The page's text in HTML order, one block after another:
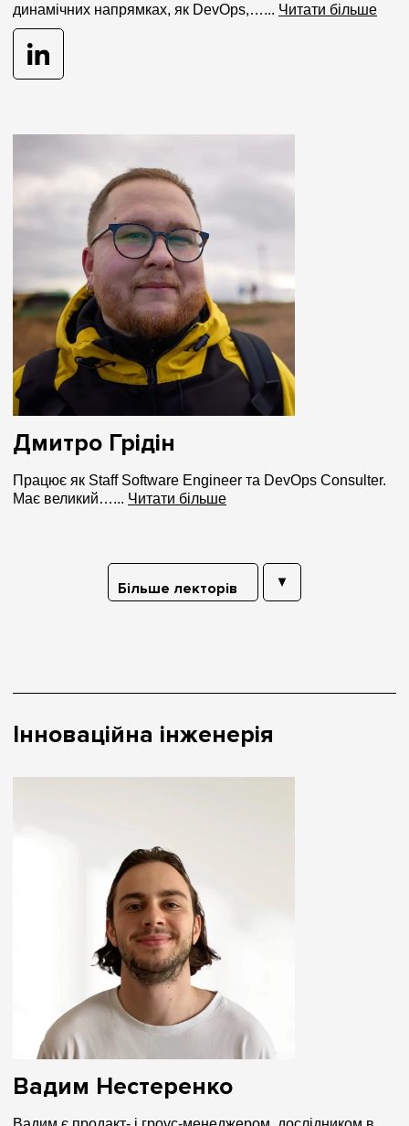
динамічних напрямках, як DevOps,…... Читати більше
Дмитро Грідін
Працює як Staff Software Engineer та DevOps Consulter.
Має великий…... Читати більше
Більше лекторів
Інноваційна інженерія
Вадим Нестеренко